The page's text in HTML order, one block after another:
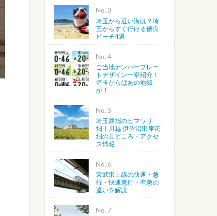
No.
埼玉から近い海は？埼
玉からすぐ行ける優良
ビーチ4選
No.
ご当地ナンバープレー
トデザイン一挙紹介！
埼玉からはあの地域
が！
No.
埼玉屈指のヒマワリ
畑！川越 伊佐沼東岸花
畑の見どころ・アクセ
ス情報
No.
東武東上線の快速・急
行・快速急行・準急の
違いを解説
No.